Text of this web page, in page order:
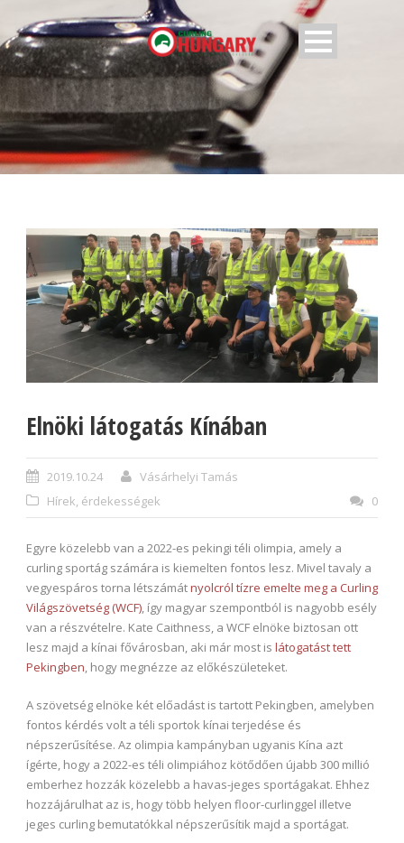
Elnöki látogatás Kínában
2019.10.24
Vásárhelyi Tamás
Hírek, érdekességek
0
Egyre közelebb van a 2022-es pekingi téli olimpia, amely a
curling sportág számára is kiemelten fontos lesz. Mivel tavaly a
vegyespáros torna létszámátnyolcról tízre emelte meg a Curling
Világszövetség (WCF), így magyar szempontból is nagyobb esély
van a részvételre. Kate Caithness, a WCF elnöke biztosan ott
lesz majd a kínai fővárosban, aki már most is látogatást tett
Pekingben, hogy megnézze az előkészületeket.
A szövetség elnöke két előadást is tartott Pekingben, amelyben
fontos kérdés volt a téli sportok kínai terjedése és
népszerűsítése. Az olimpia kampányban ugyanis Kína azt
ígérte, hogy a 2022-es téli olimpiához kötődően újabb 300 millió
emberhez hozzák közelebb a havas-jeges sportágakat. Ehhez
hozzájárulhat az is, hogy több helyen floor-curlinggel illetve
jeges curling bemutatókkal népszerűsítik majd a sportágat.